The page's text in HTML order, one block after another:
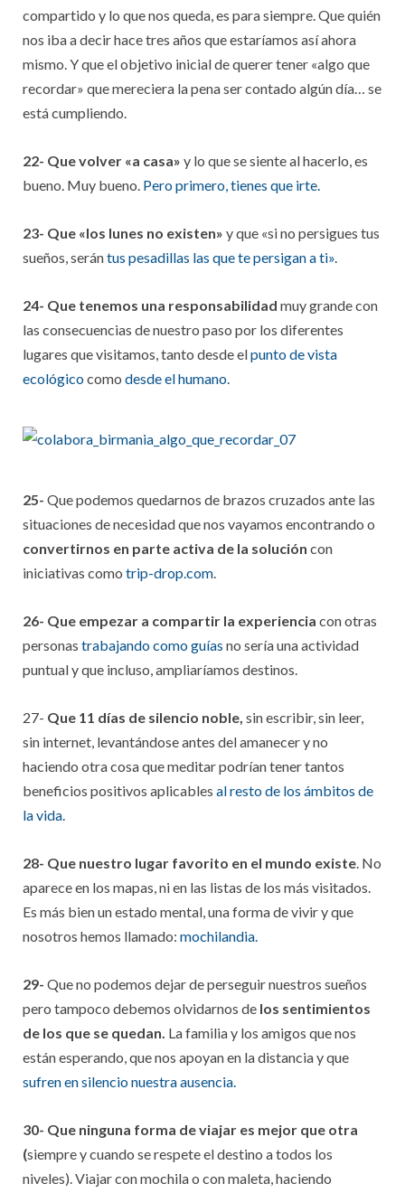
compartido y lo que nos queda, es para siempre. Que quién
nos iba a decir hace tres años que estaríamos así ahora
mismo. Y que el objetivo inicial de querer tener «algo que
recordar» que mereciera la pena ser contado algún día… se
está cumpliendo.
22- Que volver «a casa» y lo que se siente al hacerlo, es
bueno. Muy bueno. Pero primero, tienes que irte.
23- Que «los lunes no existen» y que «si no persigues tus
sueños, serántus pesadillas las que te persigan a ti».
24- Que tenemos una responsabilidad muy grande con
las consecuencias de nuestro paso por los diferentes
lugares que visitamos, tanto desde elpunto de vista
ecológicocomo desde el humano.
25- Que podemos quedarnos de brazos cruzados ante las
situaciones de necesidad que nos vayamos encontrando o
convertirnos en parte activa de la solución con
iniciativas como trip-drop.com.
26- Que empezar a compartir la experiencia con otras
personas trabajando como guías no sería una actividad
puntual y que incluso, ampliaríamos destinos.
27- Que 11 días de silencio noble, sin escribir, sin leer,
sin internet, levantándose antes del amanecer y no
haciendo otra cosa que meditar podrían tener tantos
beneficios positivos aplicables al resto de los ámbitos de
la vida.
28- Que nuestro lugar favorito en el mundo existe. No
aparece en los mapas, ni en las listas de los más visitados.
Es más bien un estado mental, una forma de vivir y que
nosotros hemos llamado: mochilandia.
29- Que no podemos dejar de perseguir nuestros sueños
pero tampoco debemos olvidarnos de los sentimientos
de los que se quedan. La familia y los amigos que nos
están esperando, que nos apoyan en la distancia y que
sufren en silencio nuestra ausencia.
30- Que ninguna forma de viajar es mejor que otra
(siempre y cuando se respete el destino a todos los
niveles). Viajar con mochila o con maleta, haciendo